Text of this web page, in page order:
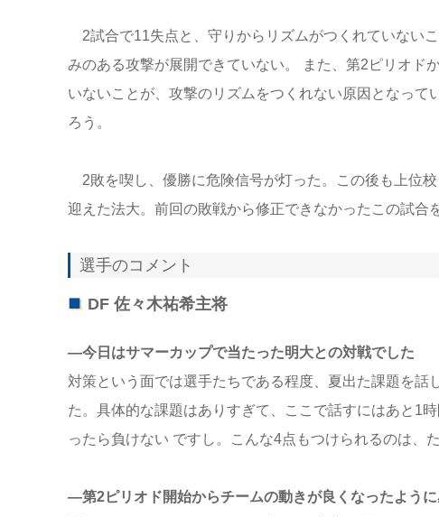
2試合で11失点と、守りからリズムがつくれていない
みのある攻撃が展開できていない。 また、第2ピリオド
いないことが、攻撃のリズムをつくれない原因となっ
ろう。
2敗を喫し、優勝に危険信号が灯った。この後も上位
迎えた法大。前回の敗戦から修正できなかったこの試合
選手のコメント
DF 佐々木祐希主将
―今日はサマーカップで当たった明大との対戦でした
対策という面では選手たちである程度、夏出た課題を
た。具体的な課題はありすぎて、ここで話すにはあと1
ったら負けない ですし。こんな4点もつけられるのは、
―第2ピリオド開始からチームの動きが良くなったよう